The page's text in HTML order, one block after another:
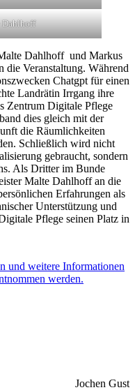
Dahlhoff
Dahlhoff und Markus
die Veranstaltung. Während
Chatgpt für einen
Landrätin Irrgang ihre
Zentrum Digitale Pflege
dies gleich mit der
die Räumlichkeiten
Schließlich wird nicht
gebraucht, sondern
Als Dritter im Bunde
Malte Dahlhoff an die
Erfahrungen als
Unterstützung und
Pflege seinen Platz in
und weitere Informationen
werden.
Jochen Gust